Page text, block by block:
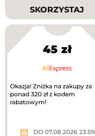
SKORZYSTAJ
45 zł
Okazja! Zniżka na zakupy za
ponad 320 zł z kodem
rabatowym!
DO 07.08.2026 23:59